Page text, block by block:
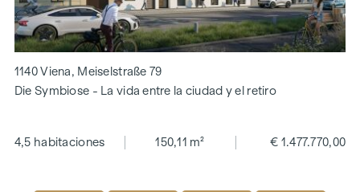
1140 Viena, Meiselstraße 79
Die Symbiose - La vida entre la ciudad y el retiro
4,5 habitaciones 150,11 m² € 1.477.770,00